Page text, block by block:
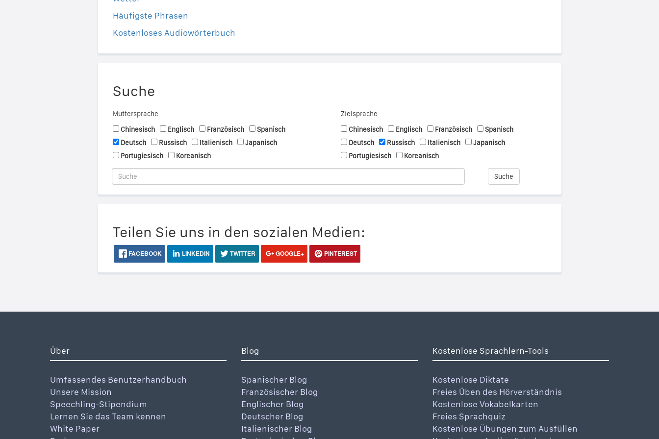
Häufigste Phrasen
Kostenloses Audiowörterbuch
Suche
Muttersprache
Chinesisch
Englisch Französisch
Spanisch
Deutsch
Russisch Italienisch
Japanisch
Portugiesisch
Koreanisch
Zielsprache
Chinesisch
Englisch Französisch
Spanisch
Deutsch
Russisch Italienisch
Japanisch
Portugiesisch
Koreanisch
Suche
Teilen Sie uns in den sozialen Medien:
FACEBOOK LINKEDIN TWITTER GOOGLE+ PINTEREST
Über
Umfassendes Benutzerhandbuch
Unsere Mission
Speechling-Stipendium
Lernen Sie das Team kennen
White Paper
Blog
Spanischer Blog
Französischer Blog
Englischer Blog
Deutscher Blog
Italienischer Blog
Kostenlose Sprachlern-Tools
Kostenlose Diktate
Freies Üben des Hörverständnis
Kostenlose Vokabelkarten
Freies Sprachquiz
Kostenlose Übungen zum Ausfüllen